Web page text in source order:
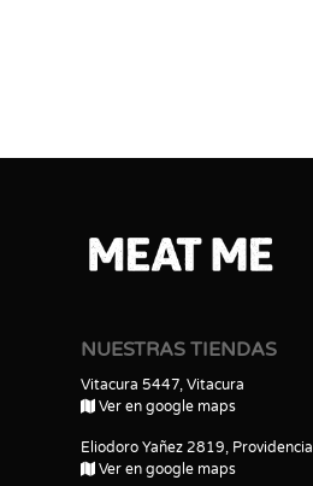
NUESTRAS TIENDAS
Vitacura 5447, Vitacura
Ver en google maps
Eliodoro Yañez 2819, Providencia
Ver en google maps